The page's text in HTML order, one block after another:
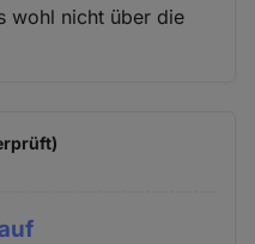
wohl nicht über die